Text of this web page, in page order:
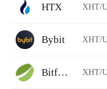
HTX XHT/
Bybit XHT/
Bitfinex XHT/